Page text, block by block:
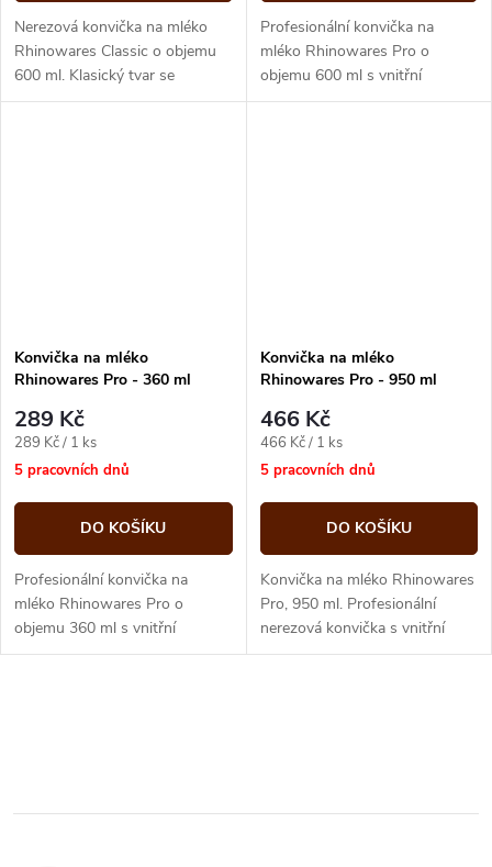
Nerezová konvička na mléko
Rhinowares Classic o objemu
600 ml. Klasický tvar se
zobáčkem pro šlehání mléčné
Profesionální konvička na
mléko Rhinowares Pro o
objemu 600 ml s vnitřní
odměrkou, díky které snížíte
Konvička na mléko
Rhinowares Pro - 360 ml
289 Kč
Měrná
cena:
289 Kč / 1 ks
5 pracovních dnů
DO KOŠÍKU
Profesionální konvička na
mléko Rhinowares Pro o
objemu 360 ml s vnitřní
odměrkou, díky které snížíte
Konvička na mléko
Rhinowares Pro - 950 ml
466 Kč
Měrná
cena:
466 Kč / 1 ks
5 pracovních dnů
DO KOŠÍKU
Konvička na mléko Rhinowares
Pro, 950 ml. Profesionální
nerezová konvička s vnitřní
stupnicí pro přesné našlehání
l